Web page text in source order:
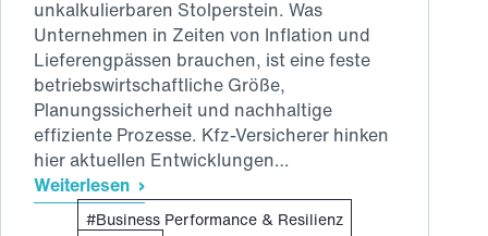
unkalkulierbaren Stolperstein. Was
Unternehmen in Zeiten von Inflation und
Lieferengpässen brauchen, ist eine feste
betriebswirtschaftliche Größe,
Planungssicherheit und nachhaltige
effiziente Prozesse. Kfz-Versicherer hinken
hier aktuellen Entwicklungen…
Weiterlesen
Mehr
InnovationBusiness Performance & Resilienz